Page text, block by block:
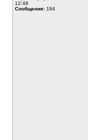
12:48
Сообщения: 184